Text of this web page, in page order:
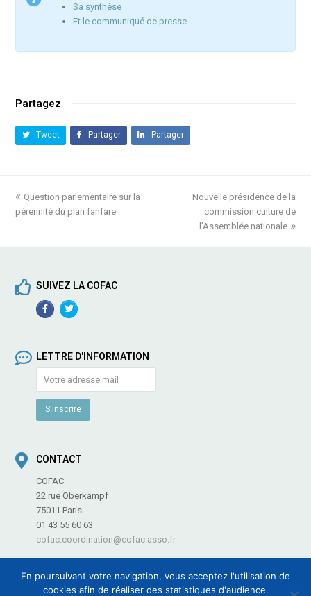
Sa synthèse
Et le communiqué de presse.
Partagez
Tweet Partager Partager
previous
post:
Question parlementaire sur la
pérennité du plan fanfare
next
post:
Nouvelle présidence de la
commission culture de
l’Assemblée nationale
SUIVEZ LA COFAC
FacebookTwitterProfile
LETTRE D'INFORMATION
CONTACT
COFAC
22 rue Oberkampf
75011 Paris
01 43 55 60 63
cofac.coordination@cofac.asso.fr
En poursuivant votre navigation, vous acceptez l'utilisation de
cookies afin de réaliser des statistiques d'audience.